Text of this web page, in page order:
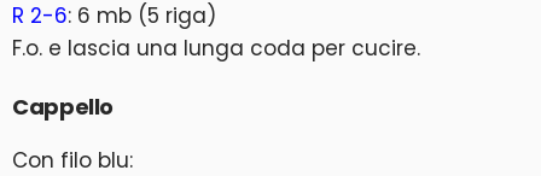
R 2-6: 6 mb (5 riga)
F.o. e lascia una lunga coda per cucire.
Cappello
Con filo blu: